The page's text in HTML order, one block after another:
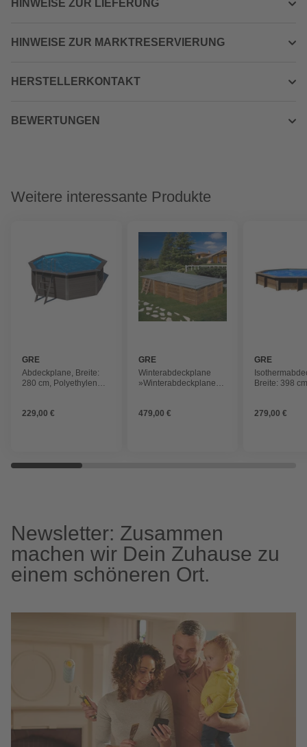
HINWEISE ZUR LIEFERUNG
HINWEISE ZUR MARKTRESERVIERUNG
HERSTELLERKONTAKT
BEWERTUNGEN
Weitere interessante Produkte
GRE
Abdeckplane, Breite:
280 cm, Polyethylen
229,00 €
GRE
Winterabdeckplane
»Winterabdeckplanen
479,00 €
GRE
Breite: 398
279,00 €
Newsletter: Zusammen
machen wir Dein Zuhause zu
einem schöneren Ort.